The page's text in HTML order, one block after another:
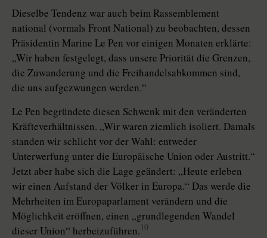
Dieselbe Tendenz war auch beim Ras­semblement
national (vormals Front National) zu beobachten, dessen
Präsidentin Marine Le Pen vor einigen Monaten erklärte:
„Wir haben festgelegt, dass unsere Priorität die Grenzen,
die Zuwanderung und die Freihandelsabkommen sind,
die uns aufgezwungen werden.“
Le Pen begründete diesen Schwenk mit den veränderten
Kräfteverhältnissen. „Wir waren ziemlich isoliert. Damals
standen wir schlicht vor der Wahl: entweder
Unterwerfung unter die Europäische Union oder Austritt.“
Jetzt aber habe sich die Lage geändert: „Heute erleben
wir einen Aufstand der Völker in Europa.“ Das werde die
Mehrheiten im Europaparlament verändern und die
Möglichkeit eröffnen, einen „grundlegenden Wandel
dieser Union“ herbeizuführen. 10